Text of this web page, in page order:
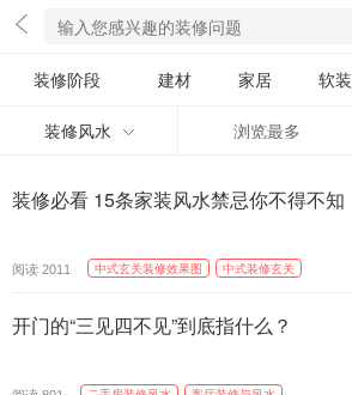
装修阶段 建材 家居 软装
装修风水 浏览最多
装修必看 15条家装风水禁忌你不得不知
阅读 2011 中式玄关装修效果图 中式装修玄关
开门的“三见四不见”到底指什么？